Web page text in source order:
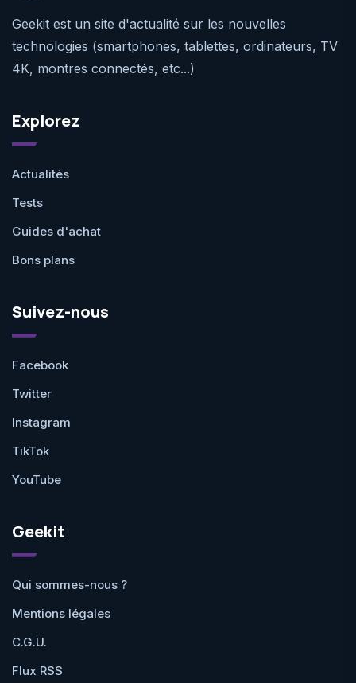
Geekit est un site d'actualité sur les nouvelles
technologies (smartphones, tablettes, ordinateurs, TV
4K, montres connectés, etc...)
Explorez
Actualités
Tests
Guides d'achat
Bons plans
Suivez-nous
Facebook
Twitter
Instagram
TikTok
YouTube
Geekit
Qui sommes-nous ?
Mentions légales
C.G.U.
Flux RSS